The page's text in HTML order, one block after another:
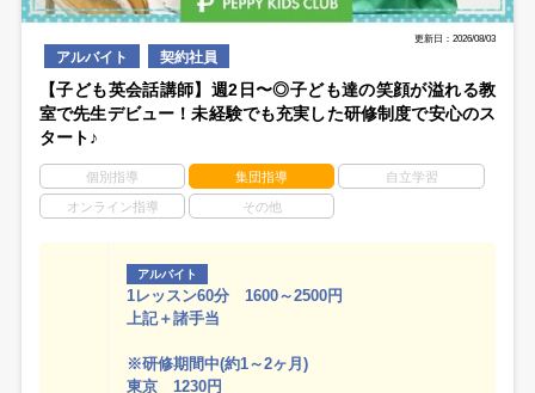
更新日：2026/08/03
アルバイト 契約社員
【子ども英会話講師】週2日〜◎子ども達の笑顔が溢れる教
室で先生デビュー！未経験でも充実した研修制度で安心のス
タート♪
個別指導 集団指導 自立学習
オンライン指導 その他
アルバイト
1レッスン60分 1600～2500円
上記＋諸手当
※研修期間中(約1～2ヶ月)
東京 1230円